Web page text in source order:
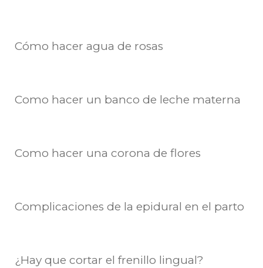
Cómo hacer agua de rosas
Como hacer un banco de leche materna
Como hacer una corona de flores
Complicaciones de la epidural en el parto
¿Hay que cortar el frenillo lingual?